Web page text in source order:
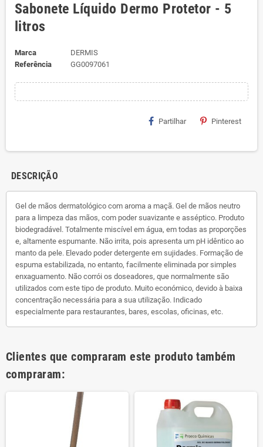
Sabonete Líquido Dermo Protetor - 5
litros
Marca
DERMIS
Referência
GG0097061
Partilhar Pinterest
DESCRIÇÃO
Gel de mãos dermatológico com aroma a maçã. Gel de mãos neutro
para a limpeza das mãos, com poder suavizante e asséptico. Produto
biodegradável. Totalmente miscível em água, em todas as proporções
e, altamente espumante. Não irrita, pois apresenta um pH idêntico ao
manto da pele. Elevado poder detergente em sujidades. Formação de
espuma estabilizada, no entanto, facilmente eliminada por simples
enxaguamento. Não corrói os doseadores, que normalmente são
utilizados com este tipo de produto. Muito económico, devido à baixa
concentração necessária para a sua utilização. Indicado
especialmente para restaurantes, bares, escolas, oficinas, etc.
Clientes que compraram este produto também
compraram: